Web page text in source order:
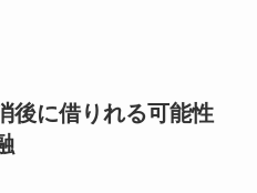
後に借りれる可能性